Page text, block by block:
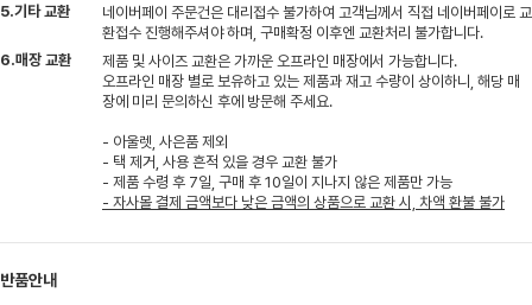
5.기타 교환
네이버페이 주문건은 대리접수 불가하여 고객님께서 직접 네이버페이로 교
환접수 진행해주셔야 하며, 구매확정 이후엔 교환처리 불가합니다.
6.매장 교환
제품 및 사이즈 교환은 가까운 오프라인 매장에서 가능합니다.
오프라인 매장 별로 보유하고 있는 제품과 재고 수량이 상이하니, 해당 매
장에 미리 문의하신 후에 방문해 주세요.
- 아울렛, 사은품 제외
- 택 제거, 사용 흔적 있을 경우 교환 불가
- 제품 수령 후 7일, 구매 후 10일이 지나지 않은 제품만 가능
- 자사몰 결제 금액보다 낮은 금액의 상품으로 교환 시, 차액 환불 불가
반품안내